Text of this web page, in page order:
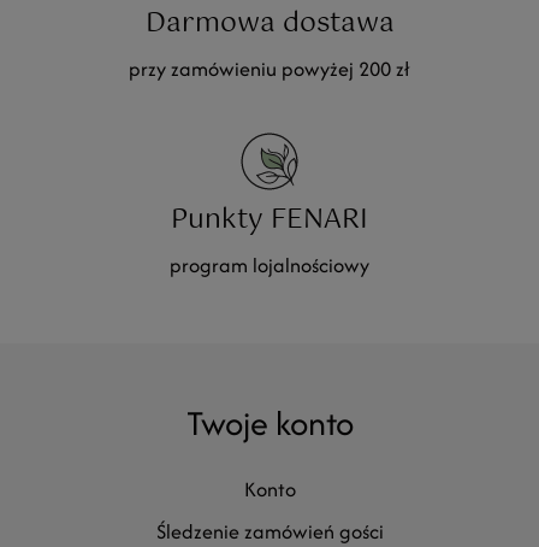
Darmowa dostawa
przy zamówieniu powyżej 200 zł
Punkty FENARI
program lojalnościowy
Twoje konto
konto
śledzenie zamówień gości